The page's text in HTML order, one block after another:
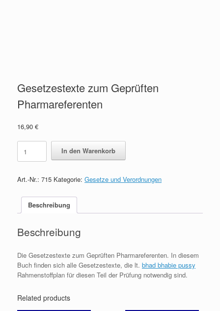
Gesetzestexte zum Geprüften
Pharmareferenten
16,90 €
Gesetzestexte
zum
Geprüften
quantity
In den Warenkorb
Art.-Nr.: 715 Kategorie: Gesetze und Verordnungen
Beschreibung
Beschreibung
Die Gesetzestexte zum Geprüften Pharmareferenten. In diesem
Buch finden sich alle Gesetzestexte, die lt. bhad bhabie pussy
Rahmenstoffplan für diesen Teil der Prüfung notwendig sind.
Related products